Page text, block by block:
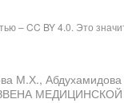
– CC BY 4.0. Это
М.Х.,
МЕДИЦИНСКОЙ